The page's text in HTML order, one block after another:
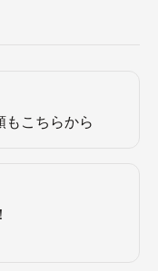
もこちらから